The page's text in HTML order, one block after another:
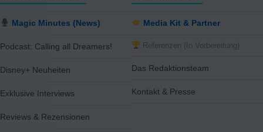
Magic Minutes (News)
Podcast: Calling all Dreamers!
Disney+ Neuheiten
Exklusive Interviews
Reviews & Rezensionen
Media Kit & Partner
Referenzen (In Vorbereitung)
Das Redaktionsteam
Kontakt & Presse